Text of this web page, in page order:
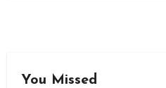
You Missed